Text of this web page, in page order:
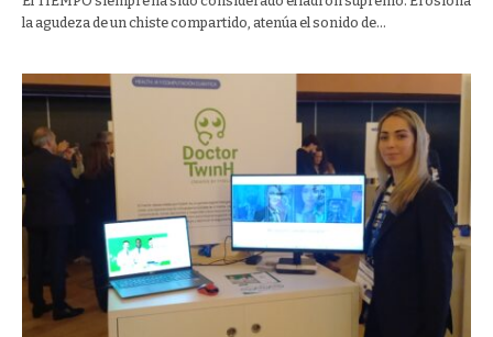
la agudeza de un chiste compartido, atenúa el sonido de…